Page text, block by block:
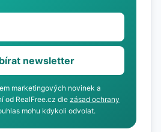
newsletter
marketingových novinek a
od RealFree.cz dle zásad ochrany
mohu kdykoli odvolat.